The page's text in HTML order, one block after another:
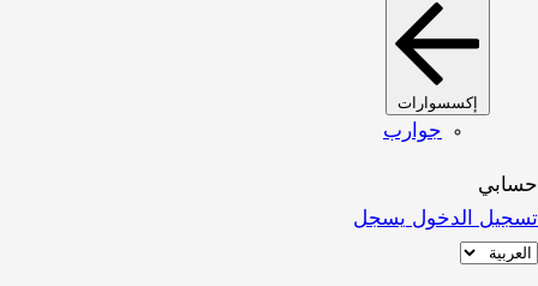
إكسسوارات
جوارب
حسابي
تسجيل الدخول يسجل